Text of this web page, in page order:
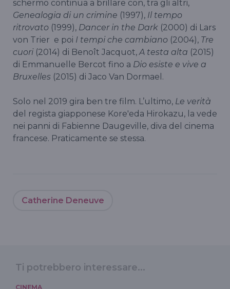
schermo continua a brillare con, tra gli altri,
Genealogia di un crimine (1997), Il tempo
ritrovato (1999), Dancer in the Dark (2000) di Lars
von Trier e poi I tempi che cambiano (2004), Tre
cuori (2014) di Benoît Jacquot,A testa alta (2015)
di Emmanuelle Bercot fino a Dio esiste e vive a
Bruxelles (2015) di Jaco Van Dormael.
Solo nel 2019 gira ben tre film. L’ultimo, Le verità
del regista giapponese Kore'eda Hirokazu, la vede
nei panni di Fabienne Daugeville, diva del cinema
francese. Praticamente se stessa.
Catherine Deneuve
Ti potrebbero interessare...
CINEMA